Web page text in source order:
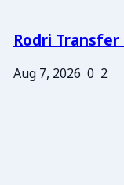
Rodri Transfer
Aug 7, 2026 0 2